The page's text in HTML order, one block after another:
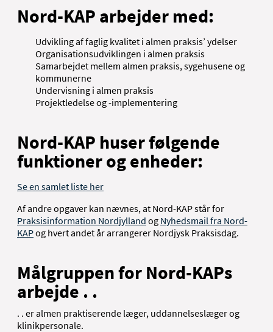
Nord-KAP arbejder med:
Udvikling af faglig kvalitet i almen praksis’ ydelser
Organisationsudviklingen i almen praksis
Samarbejdet mellem almen praksis, sygehusene og
kommunerne
Undervisning i almen praksis
Projektledelse og -implementering
Nord-KAP huser følgende
funktioner og enheder:
Se en samlet liste her
Af andre opgaver kan nævnes, at Nord-KAP står for
Praksisinformation Nordjylland og Nyhedsmail fra Nord-
KAPog hvert andet år arrangerer Nordjysk Praksisdag.
Målgruppen for Nord-KAPs
arbejde . .
. . er almen praktiserende læger, uddannelseslæger og
klinikpersonale.